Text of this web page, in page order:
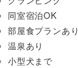
同室宿泊OK
部屋食プランあり
温泉あり
小型犬まで